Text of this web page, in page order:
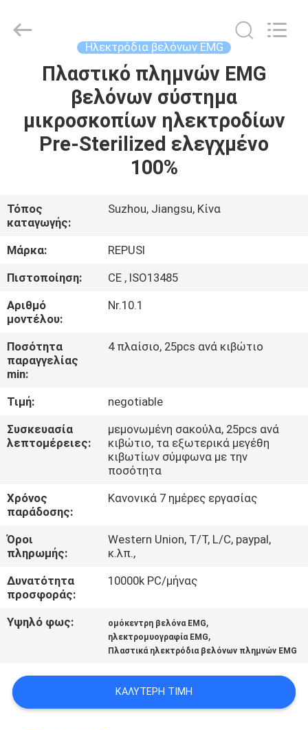
ΣΠΊΤΙ
ΠΡΟΪΌΝΤΑ
ΓΎΡΟΣ
ΕΡΓΟΣΤΑΣΊΩΝ
ΠΟΙΟΤΙΚΌΣ
ΈΛΕΓΧΟΣ
ΜΑΣ
ΣΕ
ΕΠΑΦΉ
ΕΙΔΉΣΕΙΣ
ΖΗΤΉΣΤΕ
ΑΠΌΣΠΑΣΜΑ
SITEMAP
PRIVACY
POLICY
Electronics
Co.,Ltd..
Ηλεκτρόδια βελόνων EMG
Πλαστικό πλημνών EMG
βελόνων σύστημα
μικροσκοπίων ηλεκτροδίων
Pre-Sterilized ελεγχμένο
100%
Τόπος
καταγωγής:
Suzhou, Jiangsu, Κίνα
Μάρκα:
REPUSI
Πιστοποίηση:
CE , ISO13485
Αριθμό
μοντέλου:
Nr.10.1
Ποσότητα
παραγγελίας
min:
4 πλαίσιο, 25pcs ανά κιβώτιο
Τιμή:
negotiable
Συσκευασία
λεπτομέρειες:
μεμονωμένη σακούλα, 25pcs ανά
κιβώτιο, τα εξωτερικά μεγέθη
κιβωτίων σύμφωνα με την
ποσότητα
Χρόνος
παράδοσης:
Κανονικά 7 ημέρες εργασίας
Όροι
πληρωμής:
Western Union, T/T, L/C, paypal,
κ.λπ.,
Δυνατότητα
προσφοράς:
10000k PC/μήνας
Υψηλό φως: ομόκεντρη βελόνα EMG,
ηλεκτρομυογραφία EMG,
Πλαστικά ηλεκτρόδια βελόνων πλημνών EMG
ΚΑΛΎΤΕΡΗ ΤΙΜΉ